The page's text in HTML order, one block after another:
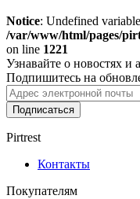
Notice: Undefined
/var/www/html/pages/
on line 1221
Узнавайте о новостях
Подпишитесь на
Подписаться
Pirtrest
Контакты
Покупателям